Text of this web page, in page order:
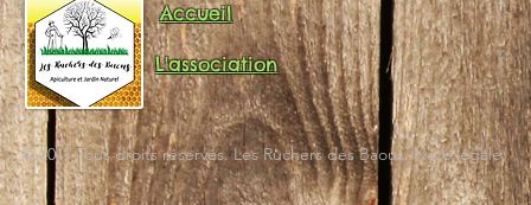
Accueil
L'association
© 2017 Tous droits réservés. Les Ruchers des Baous. Note légale